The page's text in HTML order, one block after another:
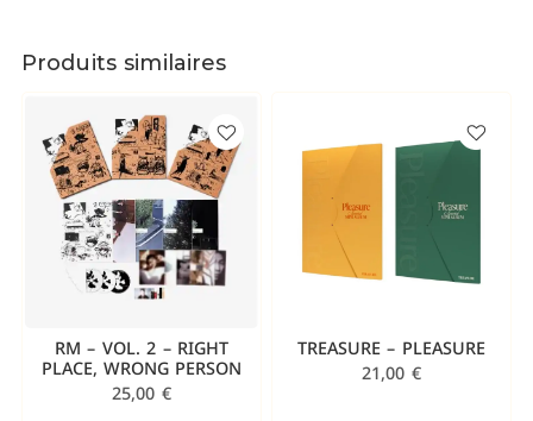
Produits similaires
RM – VOL. 2 – RIGHT
PLACE, WRONG PERSON
25,00 €
TREASURE – PLEASURE
21,00 €